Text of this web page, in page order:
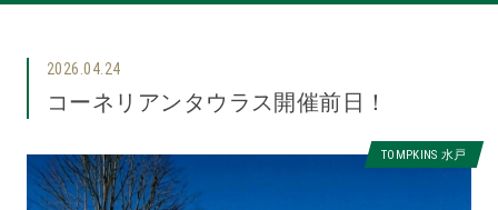
2026.04.24
コーネリアンタウラス開催前日！
TOMPKINS 水戸